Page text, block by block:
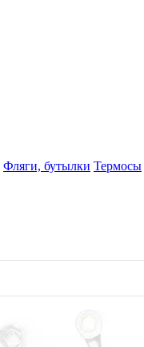
Фляги, бутылки Термосы